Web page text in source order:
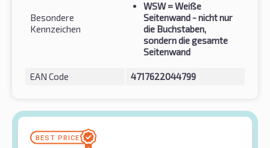
Besondere
Kennzeichen
WSW= Weiße
Seitenwand - nicht nur
die Buchstaben,
sondern die gesamte
Seitenwand
EAN Code 4717622044799